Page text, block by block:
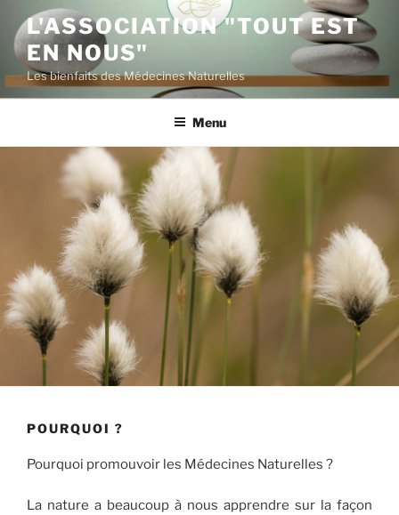
contenu
principal
L'ASSOCIATION "TOUT EST
EN NOUS"
Les bienfaits des Médecines Naturelles
Menu
POURQUOI ?
Pourquoi promouvoir les Médecines Naturelles ?
La nature a beaucoup à nous apprendre sur la façon